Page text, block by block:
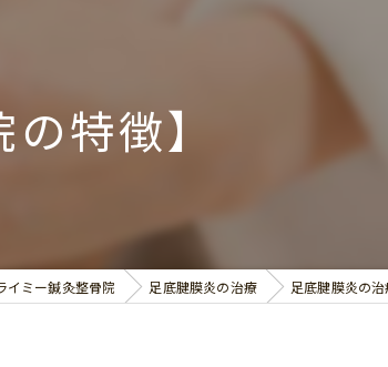
川崎で整骨院をお探しの方
横浜で整骨院をお探しの方
特徴】
イミー鍼灸整骨院 足底腱膜炎の治療 足底腱膜炎の治